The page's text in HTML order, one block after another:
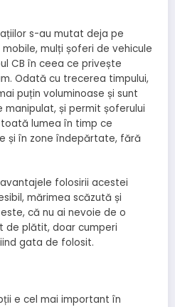
s-au mutat deja pe
mulți șoferi de vehicule
CB în ceea ce privește
Odată cu trecerea timpului,
puțin voluminoase și sunt
și permit șoferului
lumea în timp ce
și în zone îndepărtate, fără
folosirii acestei
mărimea scăzută și
că nu ai nevoie de o
de plătit, doar cumperi
gata de folosit.
e cel mai important în